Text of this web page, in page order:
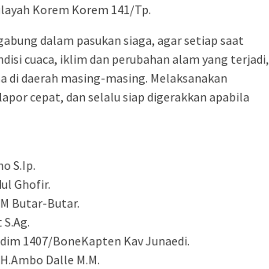
Korem Korem 141/Tp.
dalam pasukan siaga, agar setiap saat
cuaca, iklim dan perubahan alam yang terjadi,
daerah masing-masing. Melaksanakan
cepat, dan selalu siap digerakkan apabila
S.Ip.
Ghofir.
Butar-Butar.
1407/BoneKapten Kav Junaedi.
Dalle M.M.